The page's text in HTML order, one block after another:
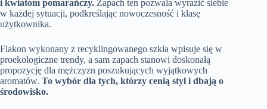
i kwiatom pomarańczy. Zapach ten pozwala wyrazić siebie
w każdej sytuacji, podkreślając nowoczesność i klasę
użytkownika.
Flakon wykonany z recyklingowanego szkła wpisuje się w
proekologiczne trendy, a sam zapach stanowi doskonałą
propozycję dla mężczyzn poszukujących wyjątkowych
aromatów. To wybór dla tych, którzy cenią styl i dbają o
środowisko.